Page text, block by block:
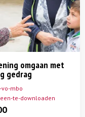
omgaan met
gedrag
vo-mbo
te-downloaden